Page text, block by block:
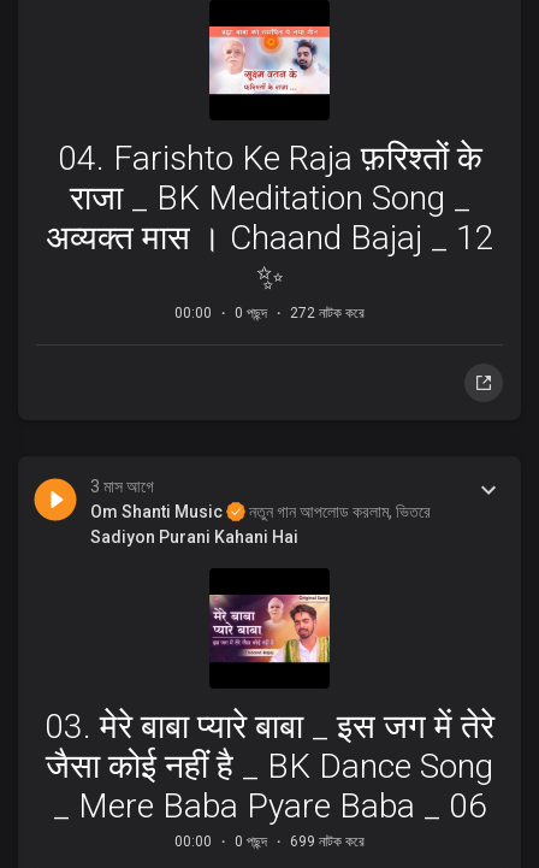
04. Farishto Ke Raja फ़रिश्तों के
राजा _ BK Meditation Song _
अव्यक्त मास । Chaand Bajaj _ 12
✨
00:00 0 পছন্দ 272 নাটক করে
3 মাস আগে
Om Shanti Music
নতুন গান আপলোড করলাম, ভিতরে
Sadiyon Purani Kahani Hai
03. मेरे बाबा प्यारे बाबा _ इस जग में तेरे
जैसा कोई नहीं है _ BK Dance Song
_ Mere Baba Pyare Baba _ 06
00:00 0 পছন্দ 699 নাটক করে